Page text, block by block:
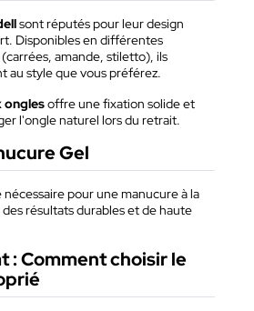
sont réputés pour leur design
Disponibles en différentes
amande, stiletto), ils
au style que vous préférez.
onglesoffre une fixation solide et
l'ongle naturel lors du retrait.
Gel
pour une manucure à la
résultats durables et de haute
: Comment choisir le